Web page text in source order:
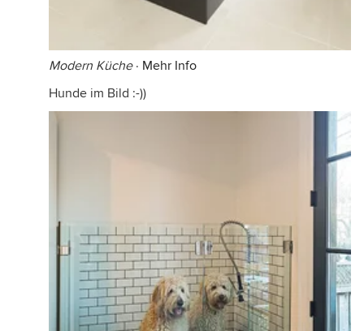
Modern Küche· Mehr Info
Hunde im Bild :-))